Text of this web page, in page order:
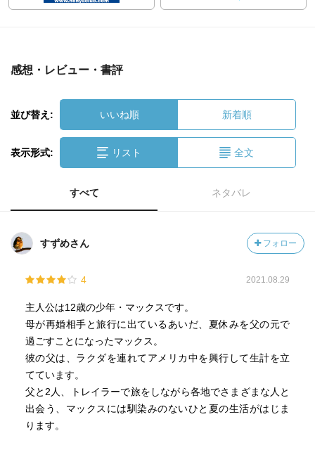
感想・レビュー・書評
並び替え: いいね順 新着順
表示形式: リスト 全文
すべて ネタバレ
すずめさん フォロー
4 2021.08.29
主人公は12歳の少年・マックスです。
母が再婚相手と旅行に出ているあいだ、夏休みを父の元で
過ごすことになったマックス。
彼の父は、ラクダを連れてアメリカ中を興行して生計を立
てています。
父と2人、トレイラーで旅をしながら各地でさまざまな人と
出会う、マックスには馴染みのないひと夏の生活がはじま
ります。